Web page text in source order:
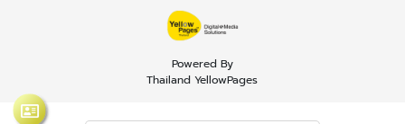
Powered By
Thailand YellowPages